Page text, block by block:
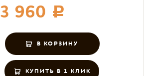
3 960 c
КУПИТЬ В 1 КЛИК